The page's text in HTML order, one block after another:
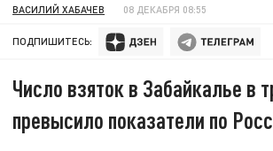
ВАСИЛИЙ ХАБАЧЕВ 08 ДЕКАБРЯ 08:55
ПОДПИШИТЕСЬ:
Число взяток в Забайкалье в
превысило показатели по